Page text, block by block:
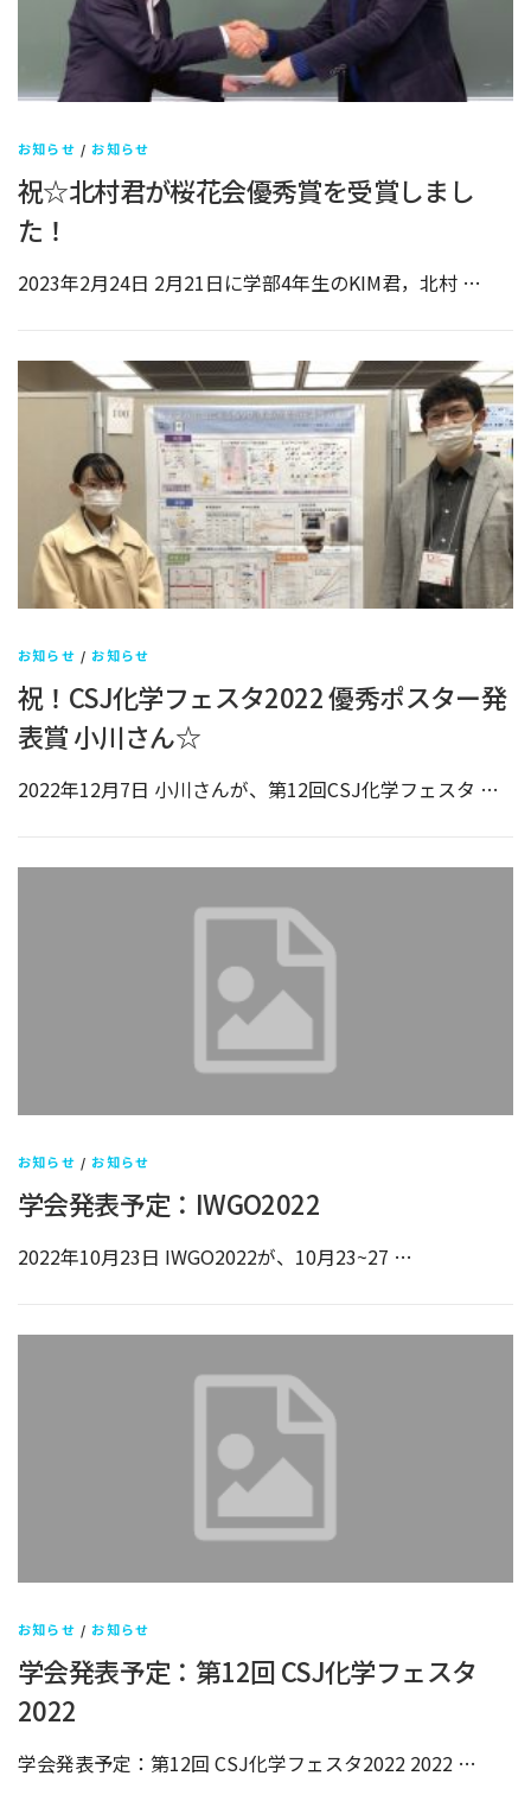
お知らせ /お知らせ
祝☆北村君が桜花会優秀賞を受賞しまし
た！
2023年2月24日 2月21日に学部4年生のKIM君，北村 …
お知らせ /お知らせ
祝！CSJ化学フェスタ2022 優秀ポスター発
表賞 小川さん☆
2022年12月7日 小川さんが、第12回CSJ化学フェスタ …
お知らせ /お知らせ
学会発表予定：IWGO2022
2022年10月23日 IWGO2022が、10月23~27 …
お知らせ /お知らせ
学会発表予定：第12回 CSJ化学フェスタ
2022
学会発表予定：第12回 CSJ化学フェスタ2022 2022 …